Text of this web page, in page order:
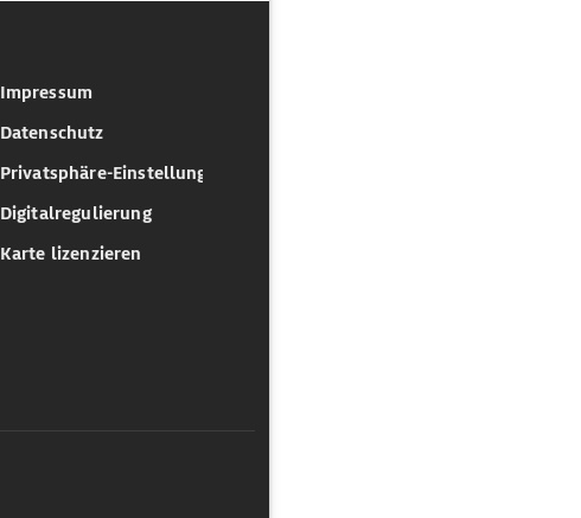
Impressum
Datenschutz
Privatsphäre-Einstellungen
Digitalregulierung
Karte lizenzieren